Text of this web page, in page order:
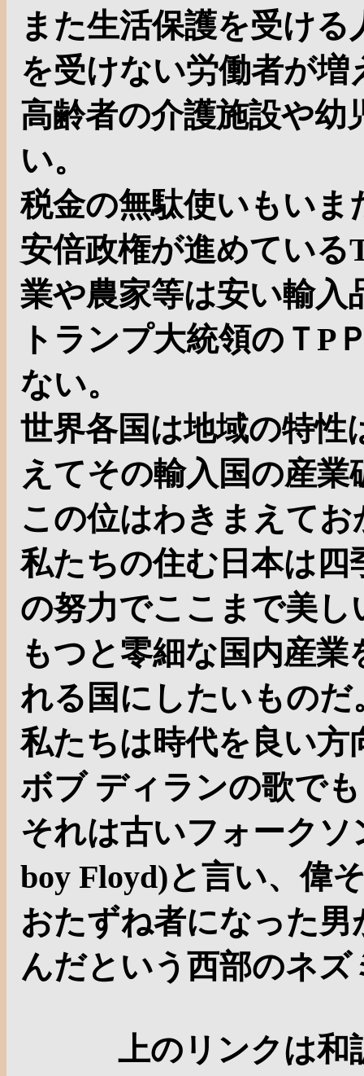
また生活保護を受け
を受けない労働者が増
高齢者の介護施設や幼
い。
税金の無駄使いもいま
安倍政権が進めている
業や農家等は安い輸
トランプ大統領のＴP
ない。
世界各国は地域の特性
えてその輸入国の産
この位はわきまえて
私たちの住む日本は
の努力でここまで美
もつと零細な国内産
れる国にしたいものだ
私たちは時代を良い
ボブ ディランの歌で
それは古いフォークソ
boy Floyd)と言い、偉
おたずね者になった
んだという西部のネ
上のリンクは